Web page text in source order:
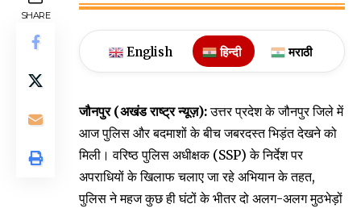
SHARE
English हिन्दी मराठी
जौनपुर (अखंड राष्ट्र न्यूज़):उत्तर प्रदेश के जौनपुर जिले में
आज पुलिस और बदमाशों के बीच जबरदस्त भिड़ंत देखने को
मिली। वरिष्ठ पुलिस अधीक्षक (SSP) के निर्देश पर
अपराधियों के खिलाफ चलाए जा रहे अभियान के तहत,
पुलिस ने महज कुछ ही घंटों के भीतर दो अलग-अलग मुठभेड़ों